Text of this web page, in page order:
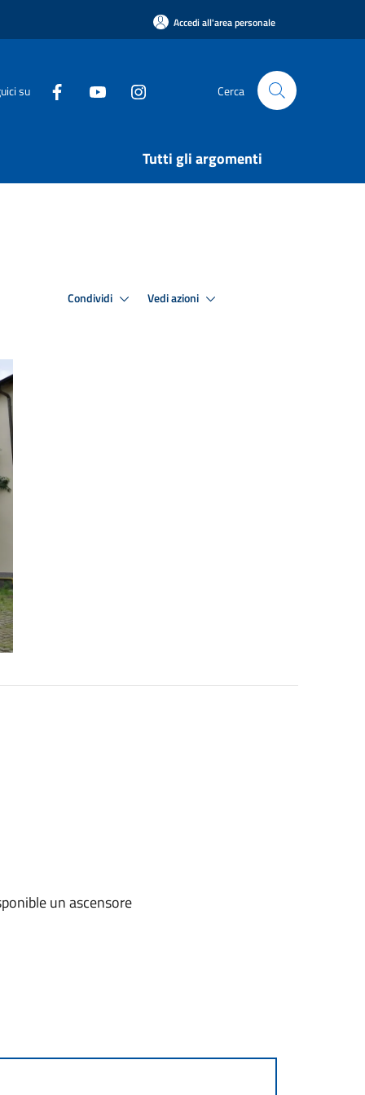
Accedi all'area personale
su Cerca
Tutti gli argomenti
Condividi Vedi azioni
un ascensore